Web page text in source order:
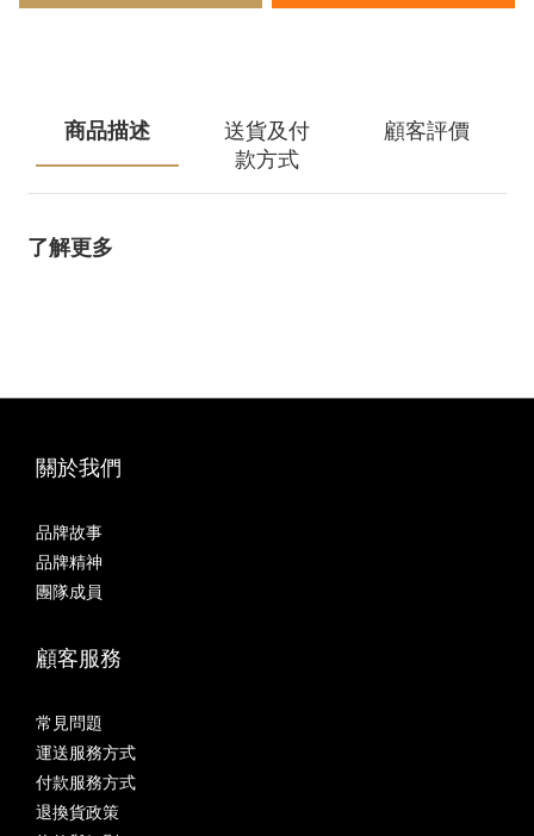
商品描述
送貨及付
款方式
顧客評價
了解更多
關於我們
品牌故事
品牌精神
團隊成員
顧客服務
常見問題
運送服務方式
付款服務方式
退換貨政策